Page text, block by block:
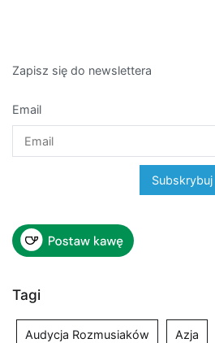
Zapisz się do newslettera
Email
Tagi
Audycja Rozmusiaków Azja